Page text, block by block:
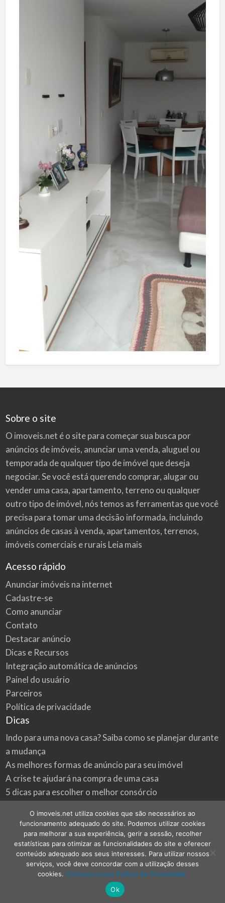
Sobre o site
O imoveis.net é o site para começar sua busca por
anúncios de imóveis, anunciar uma venda, aluguel ou
temporada de qualquer tipo de imóvel que deseja
negociar. Se você está querendo comprar, alugar ou
vender uma casa, apartamento, terreno ou qualquer
outro tipo de imóvel, nós temos as ferramentas que você
precisa para tomar uma decisão informada, incluindo
anúncios de casas à venda, apartamentos, terrenos,
imóveis comerciais e rurais Leia mais
Acesso rápido
Anunciar imóveis na internet
Cadastre-se
Como anunciar
Contato
Destacar anúncio
Dicas e Recursos
Integração automática de anúncios
Painel do usuário
Parceiros
Política de privacidade
Dicas
Indo para uma nova casa? Saiba como se planejar durante
a mudança
As melhores formas de anúncio para seu imóvel
A crise te ajudará na compra de uma casa
5 dicas para escolher o melhor consórcio
Onde procurar as melhores oportunidades do mercado
imobiliário
©2026imoveis.net | Todos os direitos reservados.
O imoveis.net utiliza cookies que são necessários ao
funcionamento adequado do site. Podemos utilizar cookies
para melhorar a sua experiência, gerir a sessão, recolher
estatísticas para otimizar as funcionalidades do site e oferecer
conteúdo adequado aos seus interesses. Para utilizar nossos
serviços, você deve concordar com a utilização desses
cookies. Conheça nossa Política de Privacidade.
Ok